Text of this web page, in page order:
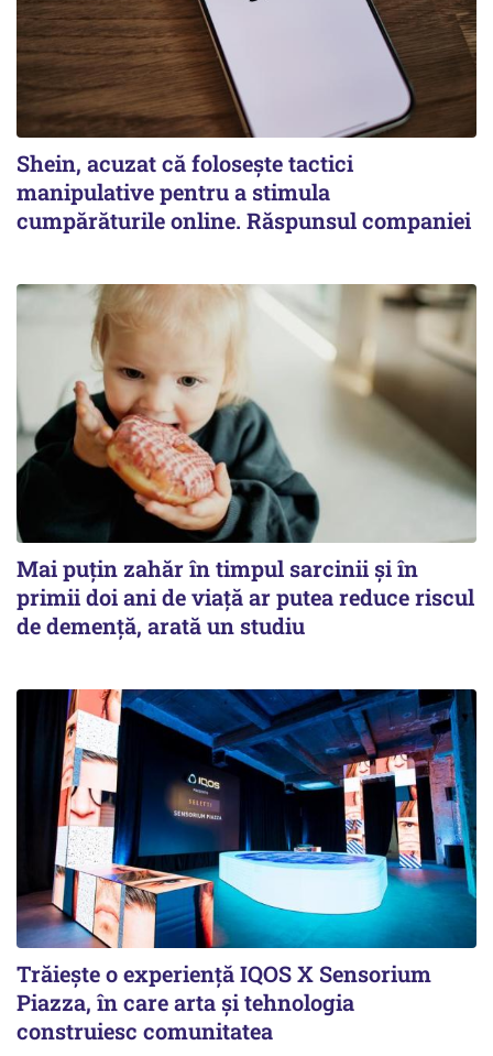
Shein, acuzat că folosește tactici
manipulative pentru a stimula
cumpărăturile online. Răspunsul companiei
Mai puțin zahăr în timpul sarcinii și în
primii doi ani de viață ar putea reduce riscul
de demență, arată un studiu
Trăiește o experiență IQOS X Sensorium
Piazza, în care arta și tehnologia
construiesc comunitatea